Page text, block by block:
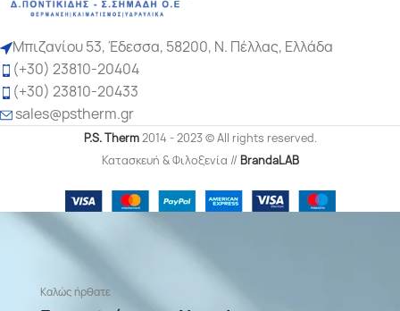
Μπιζανίου 53, Έδεσσα, 58200, Ν. Πέλλας, Ελλάδα
(+30) 23810-20404
(+30) 23810-20433
sales@pstherm.gr
P.S. Therm2014 - 2023 © All rights reserved.
Κατασκευή & Φιλοξενία // BrandaLAB
Καλώς ήρθατε